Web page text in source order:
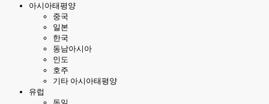
아시아태평양
중국
일본
한국
동남아시아
인도
호주
기타 아시아태평양
유럽